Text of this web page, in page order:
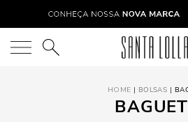
O que você está procurando?
BOLSAS